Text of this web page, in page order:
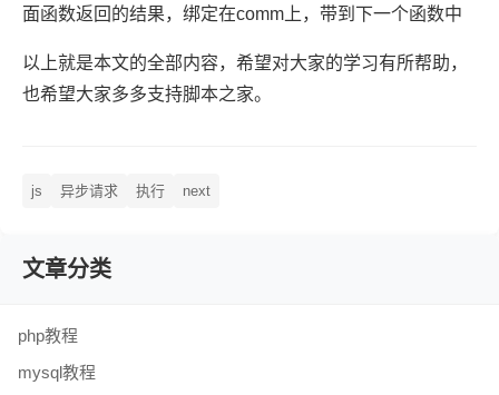
面函数返回的结果，绑定在comm上，带到下一个函数中
以上就是本文的全部内容，希望对大家的学习有所帮助，
也希望大家多多支持脚本之家。
js 异步请求 执行 next
文章分类
php教程
mysql教程